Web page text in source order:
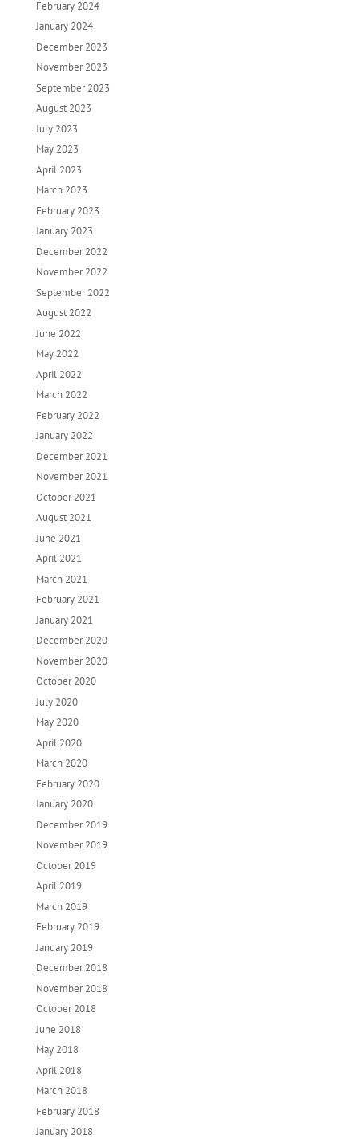
February 2024
January 2024
December 2023
November 2023
September 2023
August 2023
July 2023
May 2023
April 2023
March 2023
February 2023
January 2023
December 2022
November 2022
September 2022
August 2022
June 2022
May 2022
April 2022
March 2022
February 2022
January 2022
December 2021
November 2021
October 2021
August 2021
June 2021
April 2021
March 2021
February 2021
January 2021
December 2020
November 2020
October 2020
July 2020
May 2020
April 2020
March 2020
February 2020
January 2020
December 2019
November 2019
October 2019
April 2019
March 2019
February 2019
January 2019
December 2018
November 2018
October 2018
June 2018
May 2018
April 2018
March 2018
February 2018
January 2018